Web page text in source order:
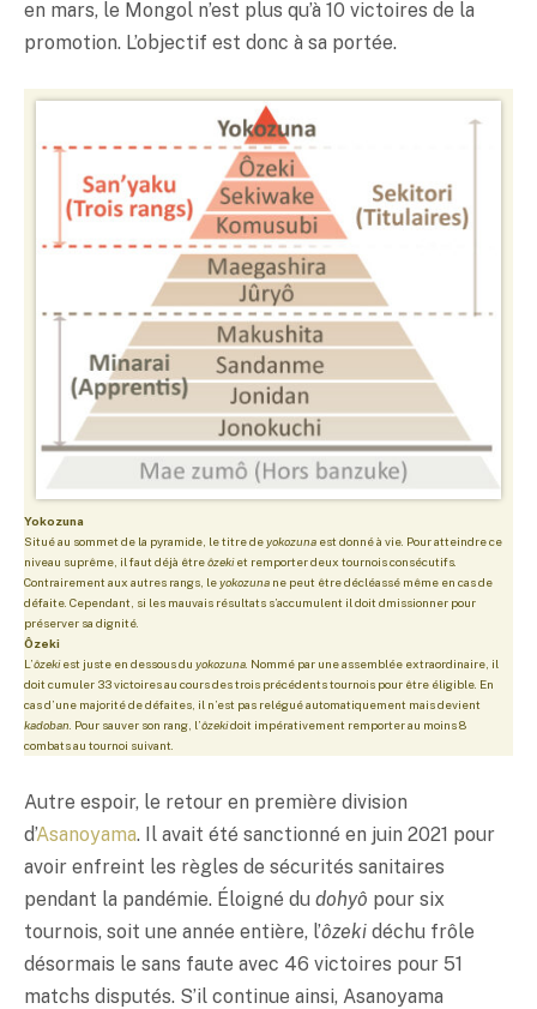
en mars, le Mongol n’est plus qu’à 10 victoires de la
promotion. L’objectif est donc à sa portée.
Yokozuna
Situé au sommet de la pyramide, le titre deyokozuna est donné à vie. Pour atteindre ce
niveau suprême, il faut déjà êtreôzekiet remporter deux tournois consécutifs.
Contrairement aux autres rangs, leyokozuna ne peut être décléassé même en cas de
défaite. Cependant, si les mauvais résultats s’accumulent il doit dmissionner pour
préserver sa dignité.
Ôzeki
L’ôzekiest juste en dessous du yokozuna . Nommé par une assemblée extraordinaire, il
doit cumuler 33 victoires au cours des trois précédents tournois pour être éligible. En
cas d’une majorité de défaites, il n’est pas relégué automatiquement mais devient
kadoban . Pour sauver son rang, l’ôzekidoit impérativement remporter au moins 8
combats au tournoi suivant.
Autre espoir, le retour en première division
d’Asanoyama. Il avait été sanctionné en juin 2021 pour
avoir enfreint les règles de sécurités sanitaires
pendant la pandémie. Éloigné du dohyô pour six
tournois, soit une année entière, l’ôzeki déchu frôle
désormais le sans faute avec 46 victoires pour 51
matchs disputés. S’il continue ainsi, Asanoyama